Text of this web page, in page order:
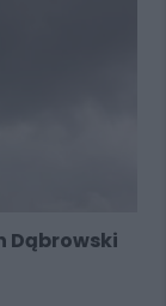
Dąbrowski